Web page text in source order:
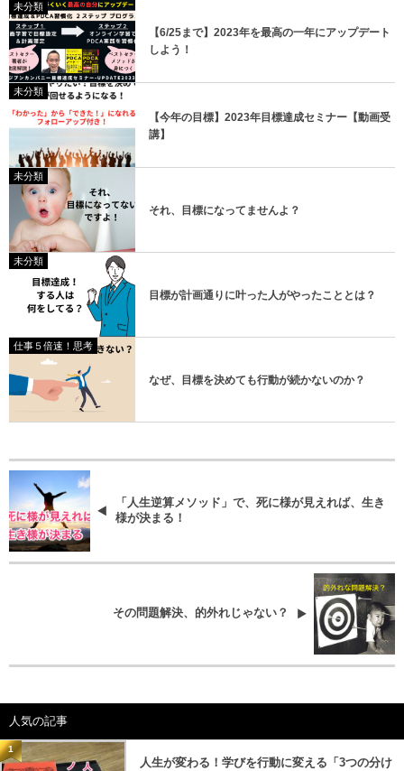
未分類
【6/25まで】2023年を最高の一年にアップデート
しよう！
未分類
【今年の目標】2023年目標達成セミナー【動画受
講】
未分類
それ、目標になってませんよ？
未分類
目標が計画通りに叶った人がやったこととは？
仕事５倍速！思考
なぜ、目標を決めても行動が続かないのか？
「人生逆算メソッド」で、死に様が見えれば、生き
様が決まる！
その問題解決、的外れじゃない？
人気の記事
1
人生が変わる！学びを行動に変える「3つの分け